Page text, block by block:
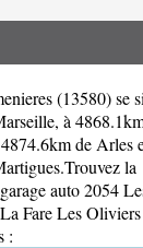
(13580) se
à
de Arles
la
auto 2054
Fare Les
: